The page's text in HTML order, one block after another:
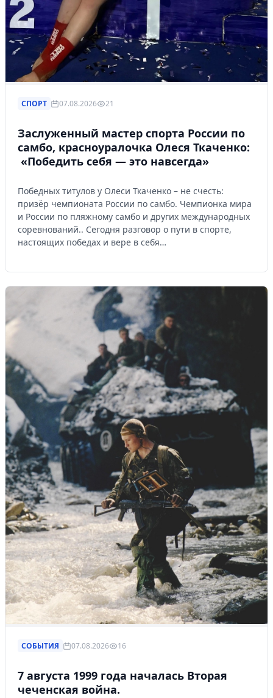
СПОРТ 07.08.2026 21
Заслуженный мастер спорта России по
самбо, красноуралочка Олеся Ткаченко:
«Победить себя — это навсегда»
Победных титулов у Олеси Ткаченко – не счесть:
призёр чемпионата России по самбо. Чемпионка мира
и России по пляжному самбо и других международных
соревнований.. Сегодня разговор о пути в спорте,
настоящих победах и вере в себя…
СОБЫТИЯ 07.08.2026 16
7 августа 1999 года началась Вторая
чеченская война.